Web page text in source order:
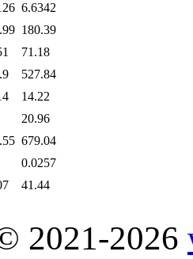
6.6342
180.39
71.18
527.84
14.22
20.96
679.04
0.0257
41.44
2021-2026